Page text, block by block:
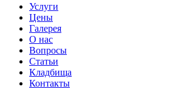
Услуги
Цены
Галерея
О нас
Вопросы
Статьи
Кладбища
Контакты